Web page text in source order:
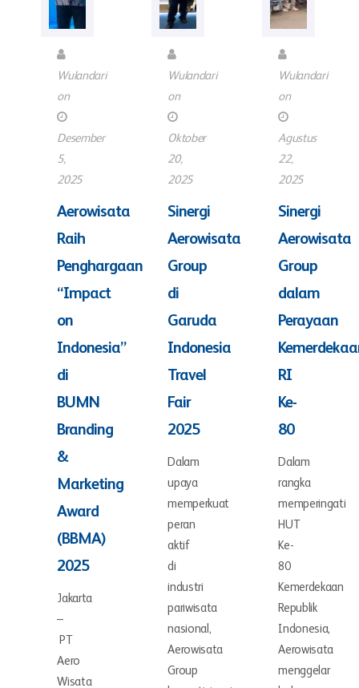
Wulandari
on
Desember
5,
2025
Aerowisata
Raih
Penghargaan
“Impact
on
Indonesia”
di
BUMN
Branding
&
Marketing
Award
(BBMA)
2025
Jakarta
–
PT
Aero
Wisata
Wulandari
on
Oktober
20,
2025
Sinergi
Aerowisata
Group
di
Garuda
Indonesia
Travel
Fair
2025
Dalam
upaya
memperkuat
peran
aktif
di
industri
pariwisata
nasional,
Aerowisata
Group
Wulandari
on
Agustus
22,
2025
Sinergi
Aerowisata
Group
dalam
Perayaan
RI
Ke-
80
Dalam
rangka
memperingati
HUT
Ke-
80
Kemerdekaan
Republik
Indonesia,
Aerowisata
menggelar